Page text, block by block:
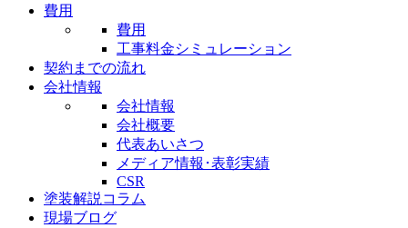
費用
費用
工事料金シミュレーション
契約までの流れ
会社情報
会社情報
会社概要
代表あいさつ
メディア情報･表彰実績
CSR
塗装解説コラム
現場ブログ